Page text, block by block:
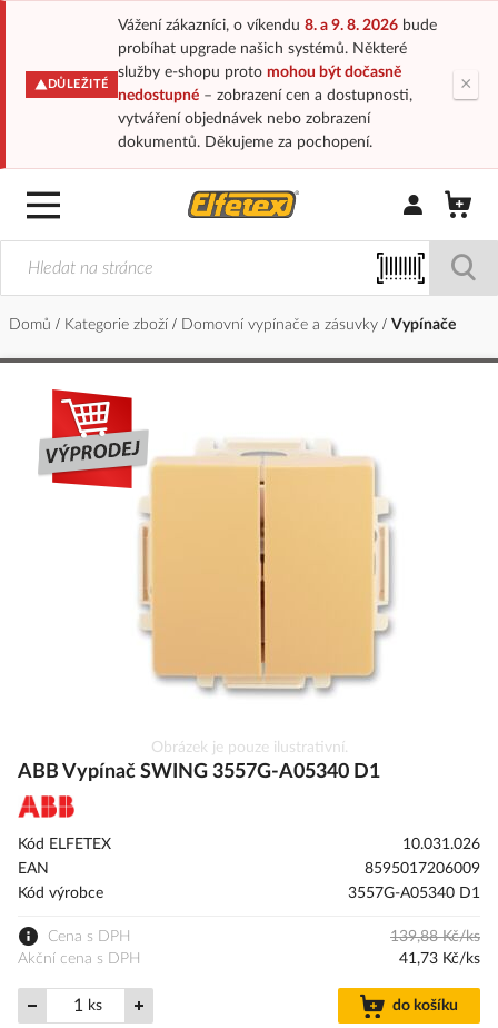
DŮLEŽITÉ
Vážení zákazníci, o víkendu 8. a 9. 8. 2026bude
probíhat upgrade našich systémů. Některé
služby e-shopu proto mohou být dočasně
nedostupné– zobrazení cen a dostupnosti,
vytváření objednávek nebo zobrazení
dokumentů. Děkujeme za pochopení.
×
Přihlásit/
Domů Kategorie zboží Domovní vypínače a zásuvky Vypínače
Přeskočit
konec
galerie
na
galerie
s
Obrázek je pouze ilustrativní.
ABB Vypínač SWING 3557G-A05340 D1
Kód ELFETEX
10.031.026
EAN
8595017206009
Kód výrobce
3557G-A05340 D1
Cena s DPH
139,88 Kč/ks
Akční cena s DPH
41,73 Kč/ks
ks do košíku